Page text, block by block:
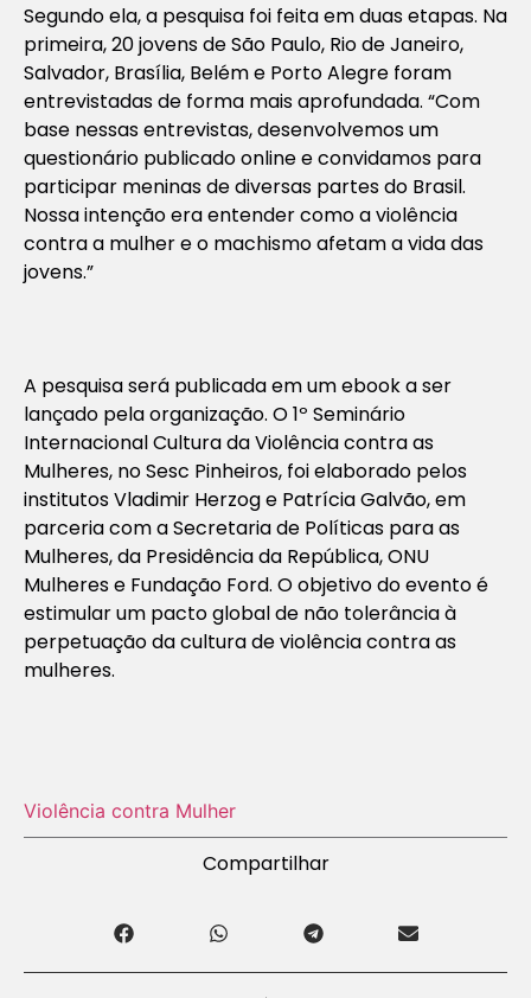
Segundo ela, a pesquisa foi feita em duas etapas. Na
primeira, 20 jovens de São Paulo, Rio de Janeiro,
Salvador, Brasília, Belém e Porto Alegre foram
entrevistadas de forma mais aprofundada. “Com
base nessas entrevistas, desenvolvemos um
questionário publicado online e convidamos para
participar meninas de diversas partes do Brasil.
Nossa intenção era entender como a violência
contra a mulher e o machismo afetam a vida das
jovens.”
A pesquisa será publicada em um ebook a ser
lançado pela organização. O 1º Seminário
Internacional Cultura da Violência contra as
Mulheres, no Sesc Pinheiros, foi elaborado pelos
institutos Vladimir Herzog e Patrícia Galvão, em
parceria com a Secretaria de Políticas para as
Mulheres, da Presidência da República, ONU
Mulheres e Fundação Ford. O objetivo do evento é
estimular um pacto global de não tolerância à
perpetuação da cultura de violência contra as
mulheres.
Violência contra Mulher
Compartilhar